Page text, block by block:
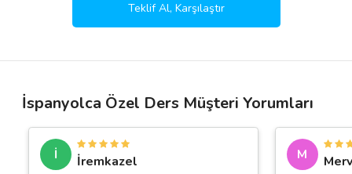
Teklif Al, Karşılaştır
İspanyolca Özel Ders Müşteri Yorumları
İ İremkazel M